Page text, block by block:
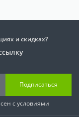
и скидках?
Подписаться
с условиями